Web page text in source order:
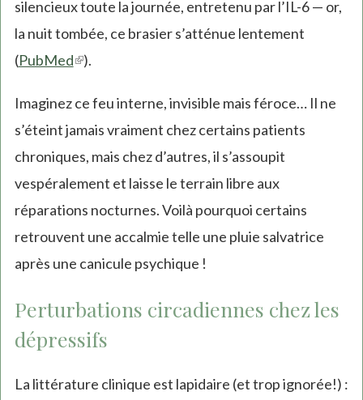
silencieux toute la journée, entretenu par l’IL-6 — or,
la nuit tombée, ce brasier s’atténue lentement
(PubMed(link
external)
).
Imaginez ce feu interne, invisible mais féroce… Il ne
s’éteint jamais vraiment chez certains patients
chroniques, mais chez d’autres, il s’assoupit
vespéralement et laisse le terrain libre aux
réparations nocturnes. Voilà pourquoi certains
retrouvent une accalmie telle une pluie salvatrice
après une canicule psychique !
Perturbations circadiennes chez les
dépressifs
La littérature clinique est lapidaire (et trop ignorée!) :